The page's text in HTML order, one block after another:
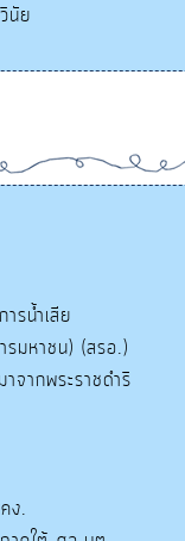
นัย
รน้ำเสีย
รมหาชน) (สรอ.)
จากพระราชดำริ
ง.